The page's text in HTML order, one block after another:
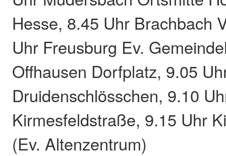
Hesse, 8.45 Uhr Brachbach
Uhr Freusburg Ev.
Offhausen Dorfplatz, 9.05
Druidenschlösschen, 9.10
Kirmesfeldstraße, 9.15 Uhr
(Ev. Altenzentrum)